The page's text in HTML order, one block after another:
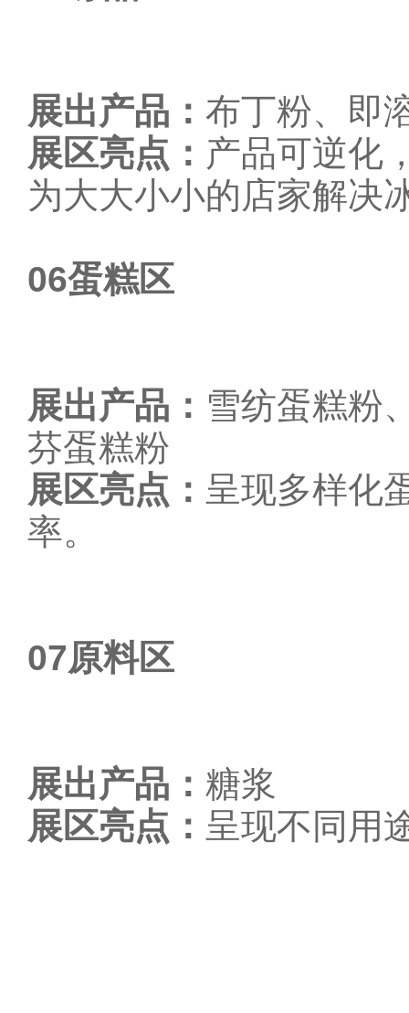
展出产品： 布丁粉、即
展区亮点： 产品可逆化
为大大小小的店家解决
06蛋糕区
展出产品： 雪纺蛋糕粉
芬蛋糕粉
展区亮点： 呈现多样化
率。
07原料区
展出产品： 糖浆
展区亮点： 呈现不同用